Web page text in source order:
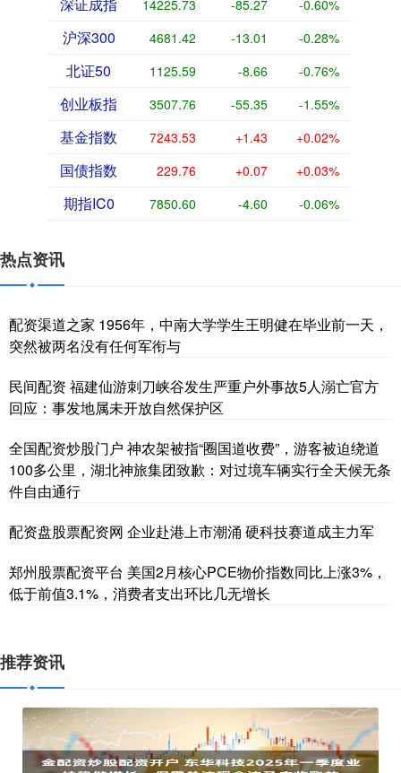
深证成指 14225.73 -85.27 -0.60%
沪深300 4681.42 -13.01 -0.28%
北证50 1125.59 -8.66 -0.76%
创业板指 3507.76 -55.35 -1.55%
基金指数 7243.53 +1.43 +0.02%
国债指数 229.76 +0.07 +0.03%
期指IC0 7850.60 -4.60 -0.06%
热点资讯
配资渠道之家 1956年，中南大学学生王明健在毕业前一天，
突然被两名没有任何军衔与
民间配资 福建仙游刺刀峡谷发生严重户外事故5人溺亡官方
回应：事发地属未开放自然保护区
全国配资炒股门户 神农架被指“圈国道收费”，游客被迫绕道
100多公里，湖北神旅集团致歉：对过境车辆实行全天候无条
件自由通行
配资盘股票配资网 企业赴港上市潮涌 硬科技赛道成主力军
郑州股票配资平台 美国2月核心PCE物价指数同比上涨3%，
低于前值3.1%，消费者支出环比几无增长
推荐资讯